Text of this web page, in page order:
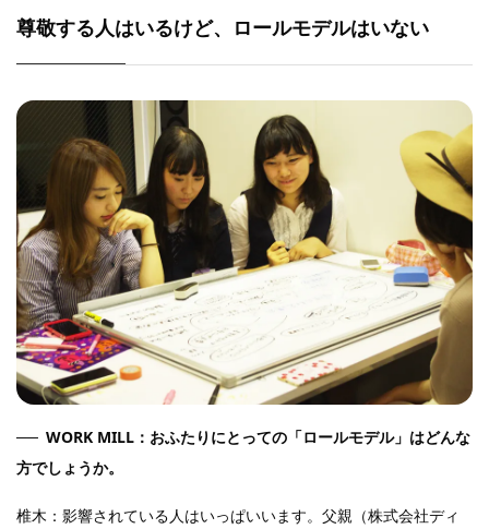
尊敬する人はいるけど、ロールモデルはいない
WORK MILL：おふたりにとっての「ロールモデル」はどんな
方でしょうか。
椎木：影響されている人はいっぱいいます。父親（株式会社ディ